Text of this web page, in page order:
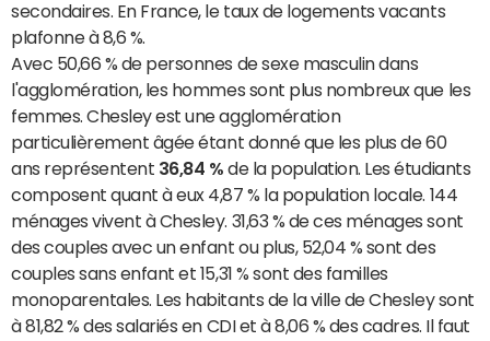
secondaires. En France, le taux de logements vacants
plafonne à 8,6 %.
Avec 50,66 % de personnes de sexe masculin dans
l'agglomération, les hommes sont plus nombreux que les
femmes. Chesley est une agglomération
particulièrement âgée étant donné que les plus de 60
ans représentent 36,84 % de la population. Les étudiants
composent quant à eux 4,87 % la population locale. 144
ménages vivent à Chesley. 31,63 % de ces ménages sont
des couples avec un enfant ou plus, 52,04 % sont des
couples sans enfant et 15,31 % sont des familles
monoparentales. Les habitants de la ville de Chesley sont
à 81,82 % des salariés en CDI et à 8,06 % des cadres. Il faut